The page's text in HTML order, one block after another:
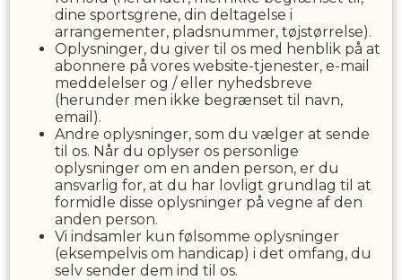
dine sportsgrene, din deltagelse i
arrangementer, pladsnummer, tøjstørrelse).
Oplysninger, du giver til os med henblik på at
abonnere på vores website-tjenester, e-mail
meddelelser og / eller nyhedsbreve
(herunder men ikke begrænset til navn,
email).
Andre oplysninger, som du vælger at sende
til os. Når du oplyser os personlige
oplysninger om en anden person, er du
ansvarlig for, at du har lovligt grundlag til at
formidle disse oplysninger på vegne af den
anden person.
Vi indsamler kun følsomme oplysninger
(eksempelvis om handicap) i det omfang, du
selv sender dem ind til os.